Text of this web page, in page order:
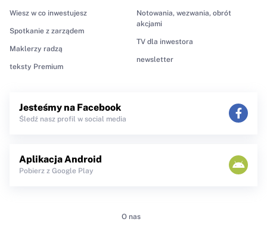
Wiesz w co inwestujesz
Spotkanie z zarządem
Maklerzy radzą
teksty Premium
Notowania, wezwania, obrót
akcjami
TV dla inwestora
newsletter
Jesteśmy na Facebook
Śledź nasz profil w social media
Aplikacja Android
Pobierz z Google Play
O nas